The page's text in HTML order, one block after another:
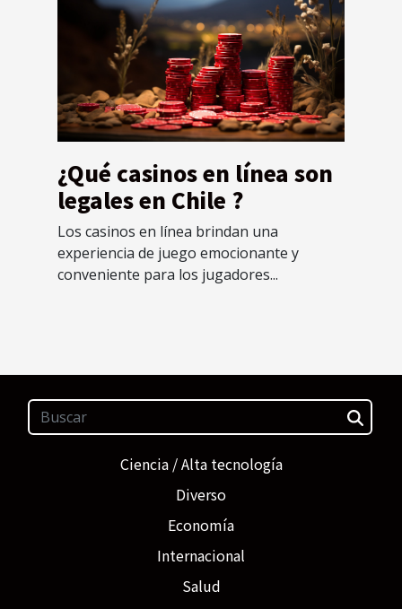
¿Qué casinos en línea son
legales en Chile ?
Los casinos en línea brindan una
experiencia de juego emocionante y
conveniente para los jugadores...
Ciencia / Alta tecnología
Diverso
Economía
Internacional
Salud